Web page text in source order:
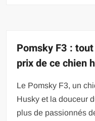
Pomsky F3 :
prix de ce chien
Le Pomsky F3, un
Husky et la douceur
plus de passionnés